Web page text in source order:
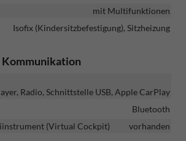
mit Multifunktionen
Isofix (Kindersitzbefestigung), Sitzheizung
Radio, Schnittstelle USB, Apple CarPlay
Bluetooth
(Virtual Cockpit)
vorhanden